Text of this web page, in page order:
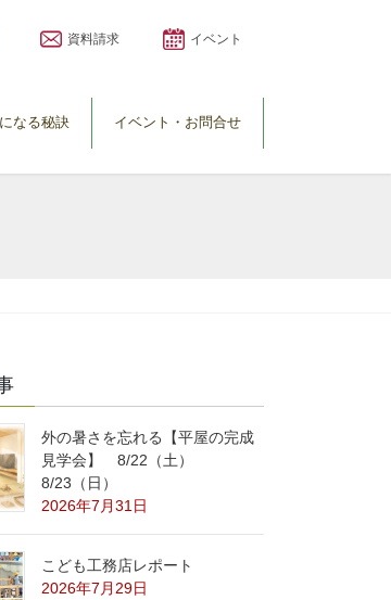
資料請求 イベント
なる秘訣 イベント・お問合せ
外の暑さを忘れる【平屋の完成
見学会】 8/22（土）
8/23（日）
2026年7月31日
こども工務店レポート
2026年7月29日